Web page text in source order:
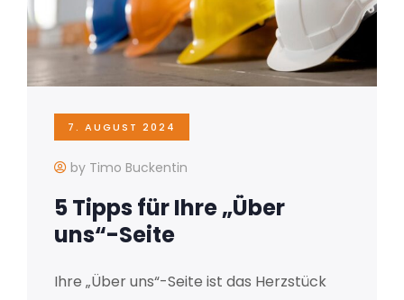
7. AUGUST 2024
by Timo Buckentin
5 Tipps für Ihre „Über
uns“-Seite
Ihre „Über uns“-Seite ist das Herzstück